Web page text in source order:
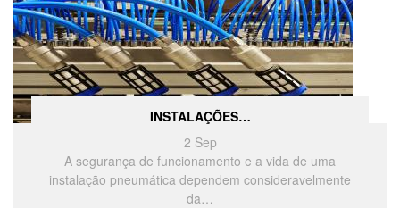
INSTALAÇÕES…
2 Sep
A segurança de funcionamento e a vida de uma
instalação pneumática dependem consideravelmente
da…